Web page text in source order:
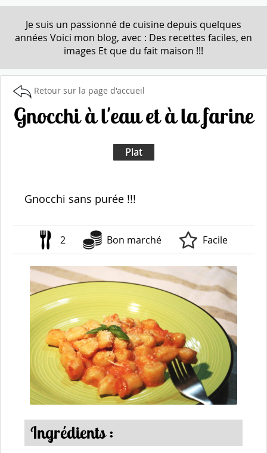
Je suis un passionné de cuisine depuis quelques
années Voici mon blog, avec : Des recettes faciles, en
images Et que du fait maison !!!
Retour sur la page d'accueil
Gnocchi à l'eau et à la farine
Plat
Gnocchi sans purée !!!
2 Bon marché Facile
Ingrédients :